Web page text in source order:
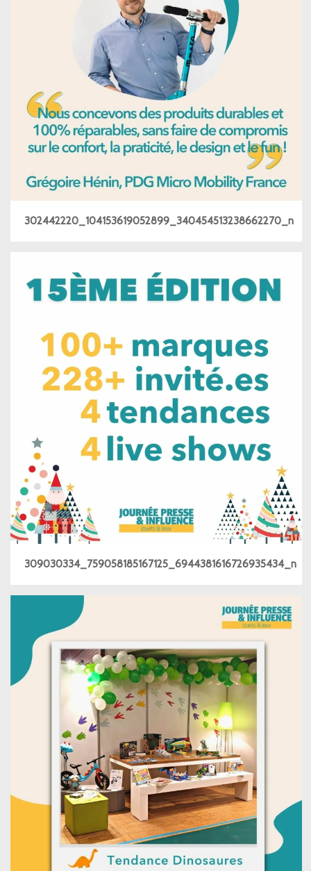
302442220_104153619052899_340454513238662270_n
309030334_759058185167125_6944381616726935434_n